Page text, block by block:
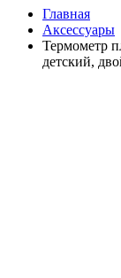
Главная
Аксессуары
Термометр
детский,